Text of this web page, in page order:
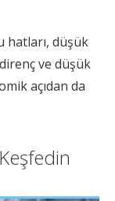
hatları, düşük
ve düşük
açıdan da